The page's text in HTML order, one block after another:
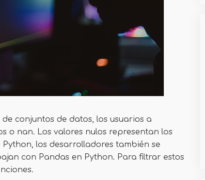
conjuntos de datos, los usuarios a
o nan. Los valores nulos representan los
los desarrolladores también se
con Pandas en Python. Para filtrar estos